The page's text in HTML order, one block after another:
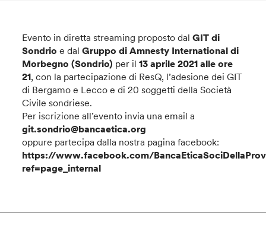
Evento in diretta streaming proposto dalGIT di
Sondrio e dalGruppo di Amnesty International di
Morbegno (Sondrio) per il13 aprile 2021 alle ore
21, con la partecipazione di ResQ, l’adesione dei GIT
di Bergamo e Lecco e di 20 soggetti della Società
Civile sondriese.
Per iscrizione all’evento invia una email a
git.sondrio@bancaetica.org
oppure partecipa dalla nostra pagina facebook:
https://www.facebook.com/
ref=page_internal